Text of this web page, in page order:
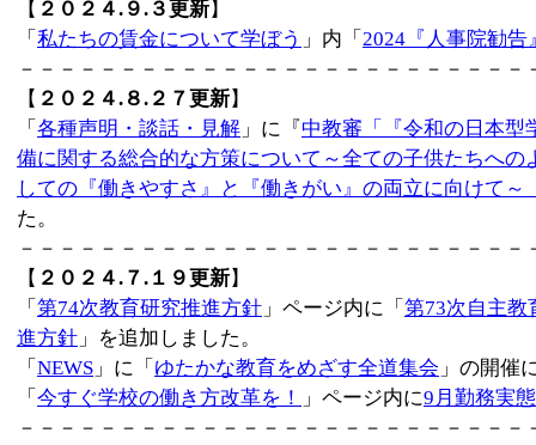
【 ２０２４.９.３更新】
「 私たちの賃金について学ぼう 」内「 2024『人事院勧告
－－－－－－－－－－－－－－－－－－－－－－－－
【 ２０２４.８.２７更新】
「 各種声明・談話・見解 」に『中教審「『令和の日本型
備に関する総合的な方策について～全ての子供たちへ
しての『働きやすさ』と『働きがい』の両立に向けて
た。
－－－－－－－－－－－－－－－－－－－－－－－－
【 ２０２４.７.１９更新】
「 第74次教育研究推進方針 」ページ内に「 第73次自主教
進方針 」を追加しました。
「 NEWS 」に「 ゆたかな教育をめざす全道集会 」の開催
「 今すぐ学校の働き方改革を！ 」ページ内に9月勤務実
－－－－－－－－－－－－－－－－－－－－－－－－